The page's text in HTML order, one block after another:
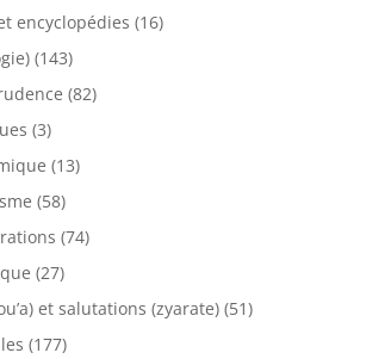
encyclopédies (16)
(143)
(82)
(3)
(13)
(58)
(74)
(27)
et salutations (zyarate) (51)
(177)